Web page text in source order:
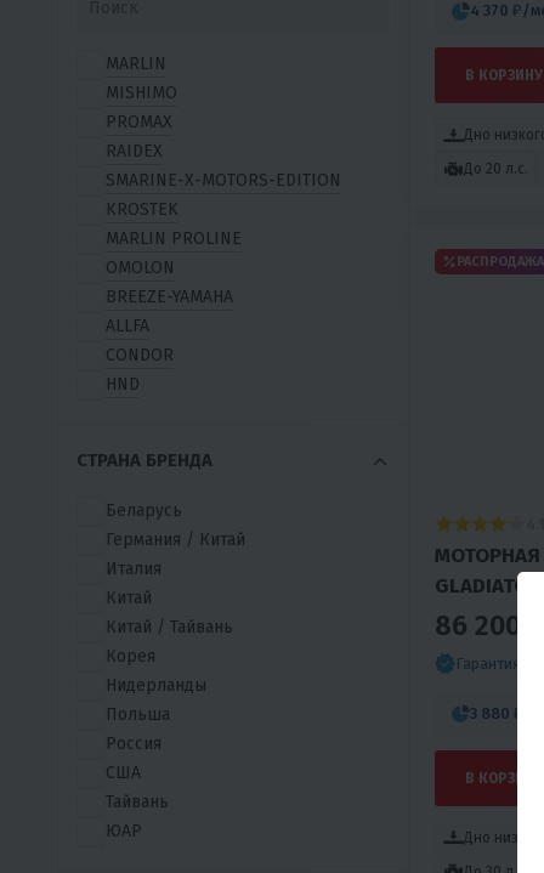
MARLIN
MISHIMO
PROMAX
RAIDEX
SMARINE-X-MOTORS-EDITION
KROSTEK
MARLIN PROLINE
OMOLON
BREEZE-YAMAHA
ALLFA
CONDOR
HND
JP AUSTRALIA
HISUN
X-MOTORS
GLADIATOR
ДРАККАР
БУРЛАК
ADVENTUM
ALLPASS
ALTAIR-PRO
ANGLER
ANNKOR
APACHE
AQUA MARINA
СТРАНА БРЕНДА
Беларусь
Германия / Китай
Италия
Китай
Китай / Тайвань
Корея
Нидерланды
Польша
Россия
США
Тайвань
ЮАР
4 370 ₽ /
В КОРЗИНУ
Дно
До 20 л.с.
РАСПРОДАЖА
GLADIATOR
86 200 ₽
Гарантия
3 880 ₽
В КОРЗИНУ
Дно